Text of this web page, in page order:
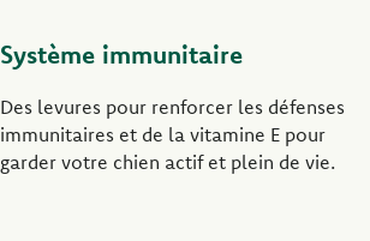
Système immunitaire
Des levures pour renforcer les défenses
immunitaires et de la vitamine E pour
garder votre chien actif et plein de vie.